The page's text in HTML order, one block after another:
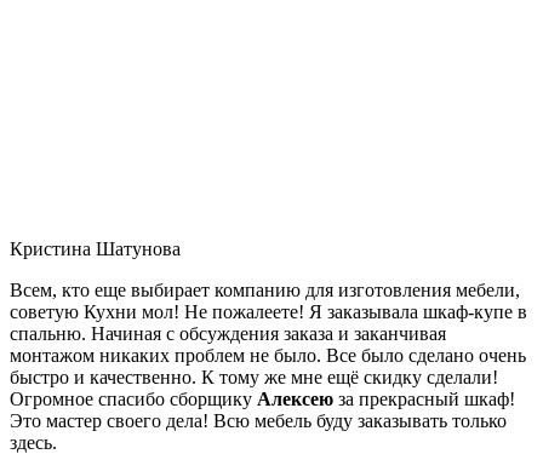
Кристина Шатунова
Всем, кто еще выбирает компанию для изготовления мебели,
советую Кухни мол! Не пожалеете! Я заказывала шкаф-купе в
спальню. Начиная с обсуждения заказа и заканчивая
монтажом никаких проблем не было. Все было сделано очень
быстро и качественно. К тому же мне ещё скидку сделали!
Огромное спасибо сборщику Алексею за прекрасный шкаф!
Это мастер своего дела! Всю мебель буду заказывать только
здесь.